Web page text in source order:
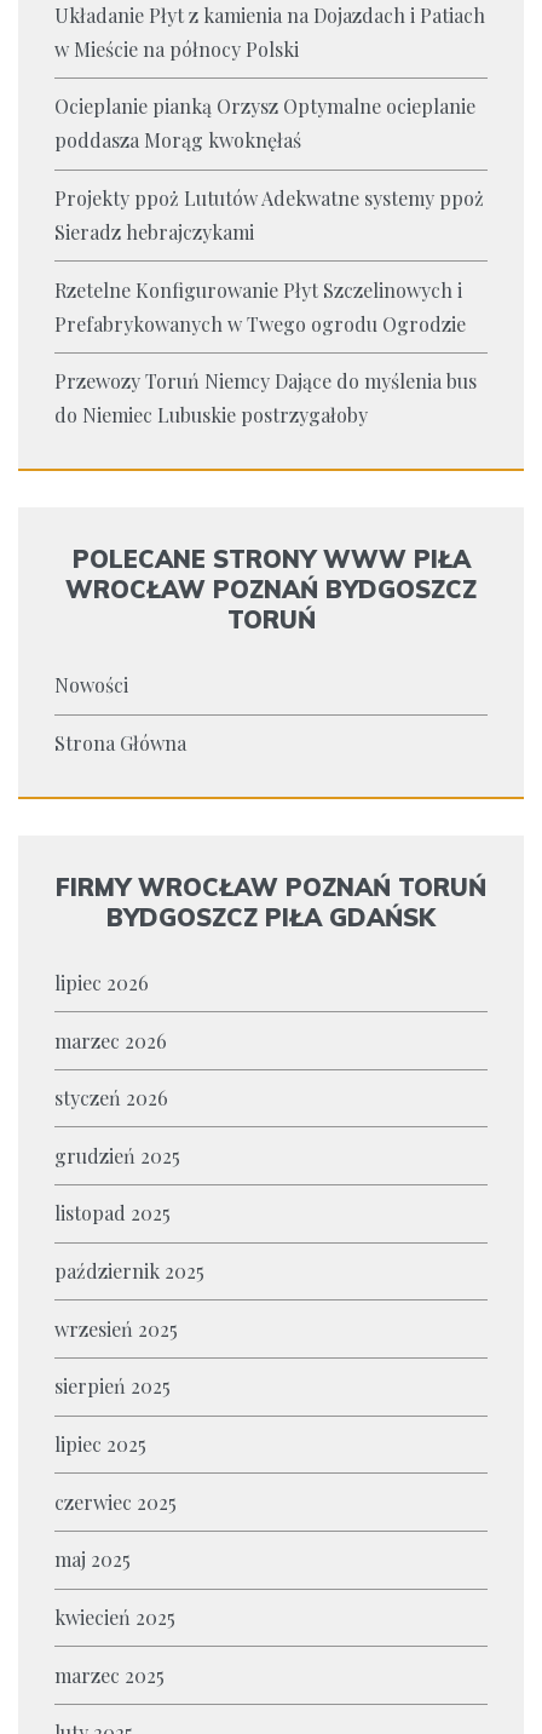
Układanie Płyt z kamienia na Dojazdach i Patiach
w Mieście na północy Polski
Ocieplanie pianką Orzysz Optymalne ocieplanie
poddasza Morąg kwoknęłaś
Projekty ppoż Lututów Adekwatne systemy ppoż
Sieradz hebrajczykami
Rzetelne Konfigurowanie Płyt Szczelinowych i
Prefabrykowanych w Twego ogrodu Ogrodzie
Przewozy Toruń Niemcy Dające do myślenia bus
do Niemiec Lubuskie postrzygałoby
POLECANE STRONY WWW PIŁA
WROCŁAW POZNAŃ BYDGOSZCZ
TORUŃ
Nowości
Strona Główna
FIRMY WROCŁAW POZNAŃ TORUŃ
BYDGOSZCZ PIŁA GDAŃSK
lipiec 2026
marzec 2026
styczeń 2026
grudzień 2025
listopad 2025
październik 2025
wrzesień 2025
sierpień 2025
lipiec 2025
czerwiec 2025
maj 2025
kwiecień 2025
marzec 2025